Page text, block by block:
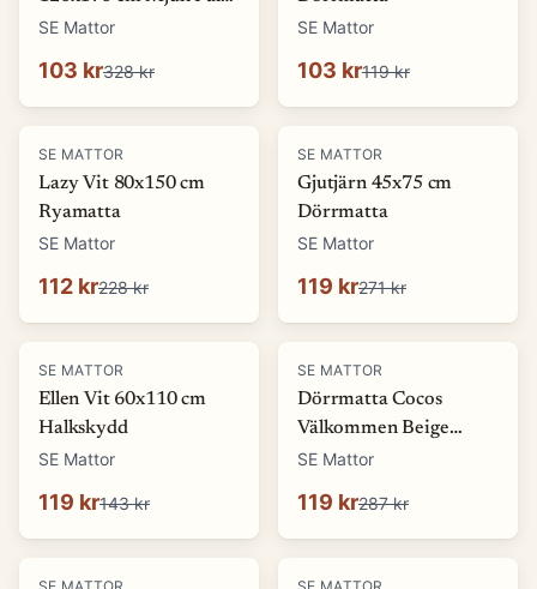
look Matta
SE Mattor
103 kr328 kr
SE Mattor
103 kr119 kr
-51 %
SE MATTOR
Lazy Vit 80x150 cm
Ryamatta
SE Mattor
112 kr228 kr
-56%
SE MATTOR
Gjutjärn 45x75 cm
Dörrmatta
SE Mattor
119 kr271 kr
-17 %
SE MATTOR
Ellen Vit 60x110 cm
Halkskydd
SE Mattor
119 kr143 kr
-58%
SE MATTOR
Dörrmatta Cocos
Välkommen Beige
45x75 cm
SE Mattor
119 kr287 kr
-74 % -74 %